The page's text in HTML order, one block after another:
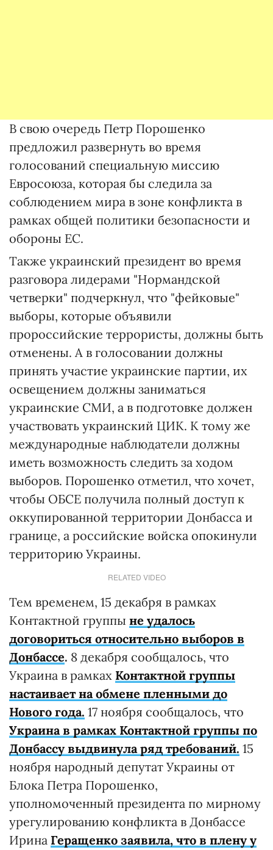
В свою очередь Петр Порошенко
предложил развернуть во время
голосований специальную миссию
Евросоюза, которая бы следила за
соблюдением мира в зоне конфликта в
рамках общей политики безопасности и
обороны ЕС.
Также украинский президент во время
разговора лидерами "Нормандской
четверки" подчеркнул, что "фейковые"
выборы, которые объявили
пророссийские террористы, должны быть
отменены. А в голосовании должны
принять участие украинские партии, их
освещением должны заниматься
украинские СМИ, а в подготовке должен
участвовать украинский ЦИК. К тому же
международные наблюдатели должны
иметь возможность следить за ходом
выборов. Порошенко отметил, что хочет,
чтобы ОБСЕ получила полный доступ к
оккупированной территории Донбасса и
границе, а российские войска опокинули
территорию Украины.
RELATED VIDEO
Тем временем, 15 декабря в рамках
Контактной группы не удалось
договориться относительно выборов в
Донбассе. 8 декабря сообщалось, что
Украина в рамках Контактной группы
настаивает на обмене пленными до
Нового года. 17 ноября сообщалось, что
Украина в рамках Контактной группы по
Донбассу выдвинула ряд требований. 15
ноября народный депутат Украины от
Блока Петра Порошенко,
уполномоченный президента по мирному
урегулированию конфликта в Донбассе
Ирина Геращенко заявила, что в плену у